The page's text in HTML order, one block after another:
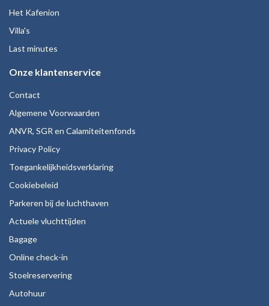
Het Kafenion
Villa's
Last minutes
Onze klantenservice
Contact
Algemene Voorwaarden
ANVR, SGR en Calamiteitenfonds
Privacy Policy
Toegankelijkheidsverklaring
Cookiebeleid
Parkeren bij de luchthaven
Actuele vluchttijden
Bagage
Online check-in
Stoelreservering
Autohuur